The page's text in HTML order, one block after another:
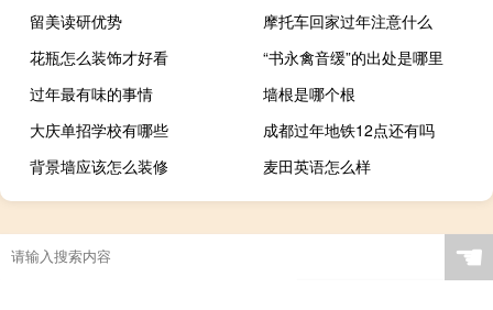
留美读研优势
摩托车回家过年注意什么
花瓶怎么装饰才好看
“书永禽音缓”的出处是哪里
过年最有味的事情
墙根是哪个根
大庆单招学校有哪些
成都过年地铁12点还有吗
背景墙应该怎么装修
麦田英语怎么样
☚